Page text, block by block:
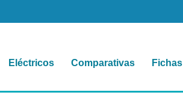
Eléctricos Comparativas Fichas